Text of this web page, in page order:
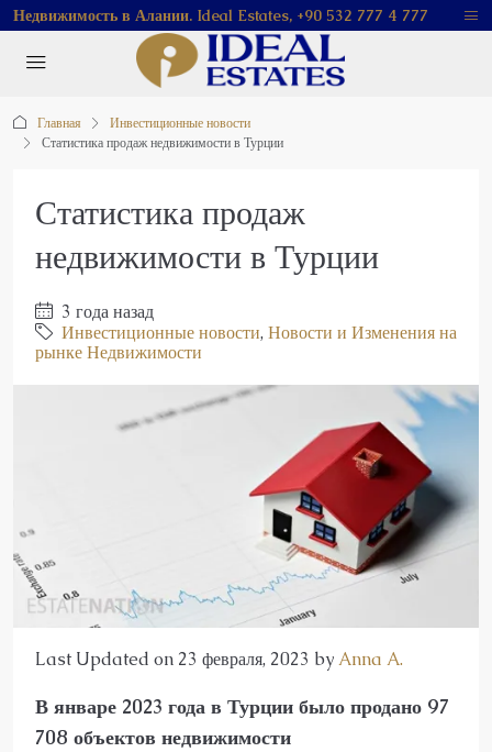
Недвижимость в Алании. Ideal Estates, +90 532 777 4 777
Главная
Инвестиционные новости
Статистика продаж недвижимости в Турции
Статистика продаж
недвижимости в Турции
3 года назад
Инвестиционные новости, Новости и Изменения на
рынке Недвижимости
Last Updated on 23 февраля, 2023 byAnna A.
В январе 2023 года в Турции было продано 97
708 объектов недвижимости